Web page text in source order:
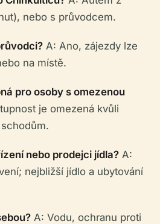
nebo s průvodcem.
A: Ano, zájezdy lze
na místě.
pro osoby s omezenou
je omezená kvůli
nebo prodejci jídla? A:
nejbližší jídlo a ubytování
A: Vodu, ochranu proti